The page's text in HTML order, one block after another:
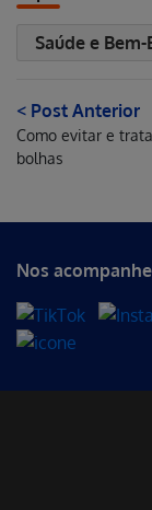
Saúde e Bem-
< Post Anterior
Como evitar e
bolhas
Nos